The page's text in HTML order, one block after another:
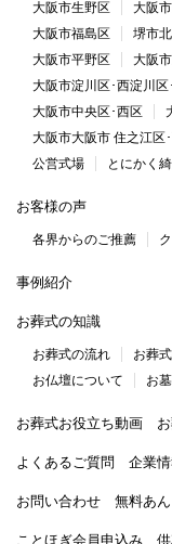
大阪市生野区 大阪
大阪市福島区
堺市
大阪市平野区
大阪
大阪市淀川区･西淀川区
大阪市中央区･西区
大阪市大阪市 住之江区
公営式場
とにかく
お客様の声
各界からのご推薦
事例紹介
お葬式の知識
お葬式の流れ お葬
お仏壇について
お
お葬式お役立ち動画
よくあるご質問 企業
お問い合わせ 無料あ
ことほぎ会員申込み